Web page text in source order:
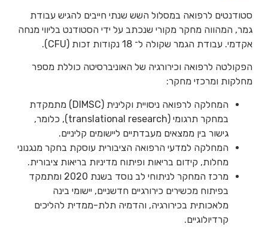
סטודנטים לרפואה במסלול השש שנתי חייבים להגיש עבודת
גמר, המהווה מחקר מקורי שנכתב על ידי הסטודנט בליווי מנחה
אקדמי. עבודת הגמר שקולה ל־ 18 נקודות זכות (CFU).
הפקולטה לרפואה וכירורגיה של האוניברסיטה כוללת מספר
מחלקות ומרכזי מחקר:
המחלקה לרפואה ניסויית וקלינית (DIMSC) מתמקדת
במחקר תרגומי (translational research), כלומר,
גישור בין ממצאים מעבדתיים ליישומים קליניים.
המחלקה למדעי הרפואה הציבורית עוסקת בחקר מנגנוני
מחלות, קידום בריאות ופיתוח מדיניות בריאות ציבורית.
מרכז המחקר לניתוחי לב נוסד בשנת 2020 ומתמקד
בפיתוח מכשירים כירורגיים חדשניים, יישומי בינה
מלאכותית בכירורגיה, והדמיה תלת-ממדית להליכים
קרדיולוגיים.